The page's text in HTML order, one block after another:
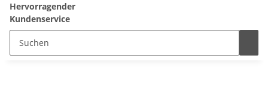
Hervorragender
Kundenservice